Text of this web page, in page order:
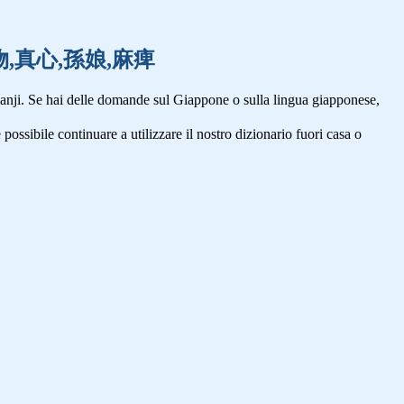
,真心,孫娘,麻痺
Se hai delle domande sul Giappone o sulla lingua giapponese,
possibile continuare a utilizzare il nostro dizionario fuori casa o